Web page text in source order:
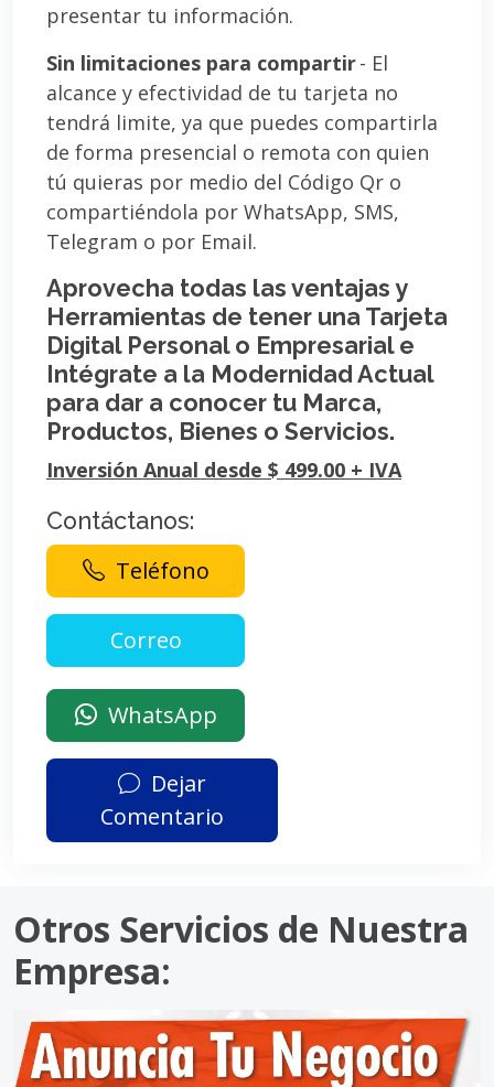
presentar tu información.
Sin limitaciones para compartir- El
alcance y efectividad de tu tarjeta no
tendrá limite, ya que puedes compartirla
de forma presencial o remota con quien
tú quieras por medio del Código Qr o
compartiéndola por WhatsApp, SMS,
Telegram o por Email.
Aprovecha todas las ventajas y
Herramientas de tener una Tarjeta
Digital Personal o Empresarial e
Intégrate a la Modernidad Actual
para dar a conocer tu Marca,
Productos, Bienes o Servicios.
Inversión Anual desde $ 499.00 + IVA
Contáctanos:
Teléfono
WhatsApp
Dejar
Comentario
Otros Servicios de Nuestra
Empresa: